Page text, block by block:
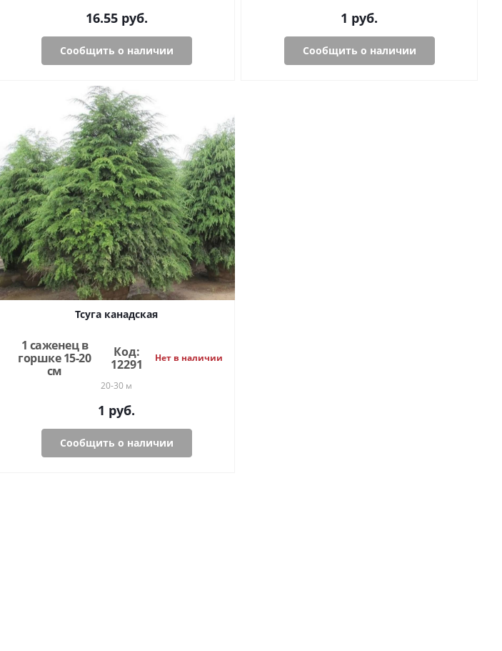
16.55руб.
Сообщить о наличии
1 руб.
Сообщить о наличии
Тсуга канадская
1 саженец в
горшке 15-20
см
Код:
12291
Нет в наличии
20-30 м
1 руб.
Сообщить о наличии